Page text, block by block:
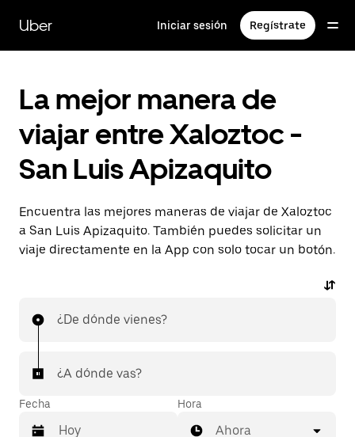
contenido
principal
Uber Iniciar sesión Regístrate
La mejor manera de
viajar entre Xaloztoc -
San Luis Apizaquito
Encuentra las mejores maneras de viajar de Xaloztoc
a San Luis Apizaquito. También puedes solicitar un
viaje directamente en la App con solo tocar un botón.
¿De dónde vienes?
¿A dónde vas?
Fecha Hora
Ahora